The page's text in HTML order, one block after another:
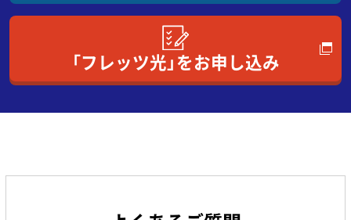
お電
NTT
お客
「フレッツ光」をお申し込み